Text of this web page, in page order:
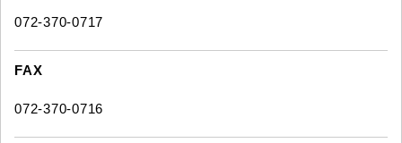
072-370-0717
FAX
072-370-0716